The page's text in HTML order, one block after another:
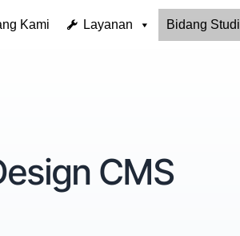
Kami Layanan Bidang Studi
CMS